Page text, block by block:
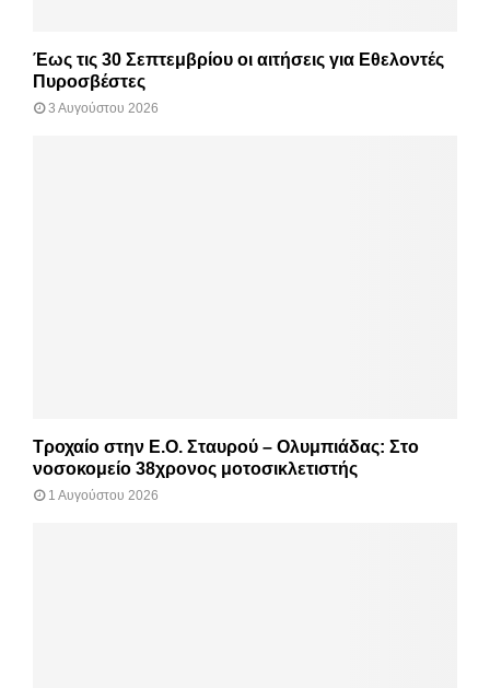
Έως τις 30 Σεπτεμβρίου οι αιτήσεις για Εθελοντές
Πυροσβέστες
3 Αυγούστου 2026
Τροχαίο στην Ε.Ο. Σταυρού – Ολυμπιάδας: Στο
νοσοκομείο 38χρονος μοτοσικλετιστής
1 Αυγούστου 2026